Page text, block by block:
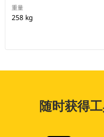
重量
258 kg
随时获得